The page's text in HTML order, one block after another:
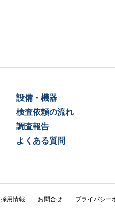
設備・機器
検査依頼の流れ
調査報告
よくある質問
採用情報 お問合せ プライバシー